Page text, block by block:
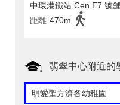
中環港鐵站 Cen E7 號
距離 470m
翡翠中心附近的
明愛聖方濟各幼稚園